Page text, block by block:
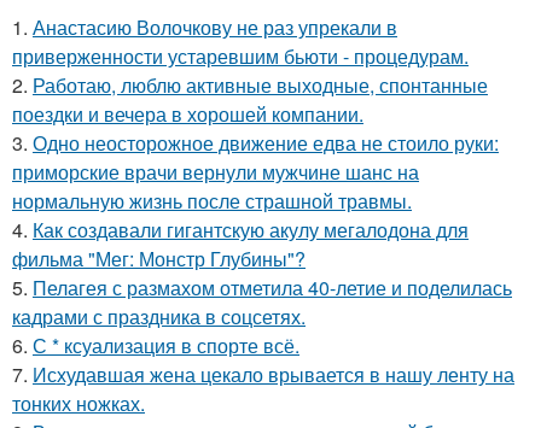
1. Анастасию Волочкову не раз упрекали в
приверженности устаревшим бьюти - процедурам.
2. Работаю, люблю активные выходные, спонтанные
поездки и вечера в хорошей компании.
3. Одно неосторожное движение едва не стоило руки:
приморские врачи вернули мужчине шанс на
нормальную жизнь после страшной травмы.
4. Как создавали гигантскую акулу мегалодона для
фильма "Мег: Монстр Глубины"?
5. Пелагея с размахом отметила 40-летие и поделилась
кадрами с праздника в соцсетях.
6. С * ксуализация в спорте всё.
7. Исхудавшая жена цекало врывается в нашу ленту на
тонких ножках.